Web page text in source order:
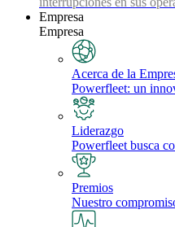
Empresa
Empresa
Acerca de la
Powerfleet: un
Liderazgo
Powerfleet busca
Premios
Nuestro